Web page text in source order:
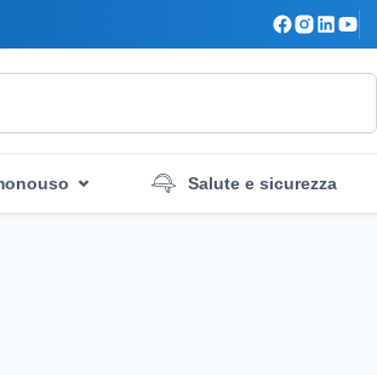
Salute e sicurezza